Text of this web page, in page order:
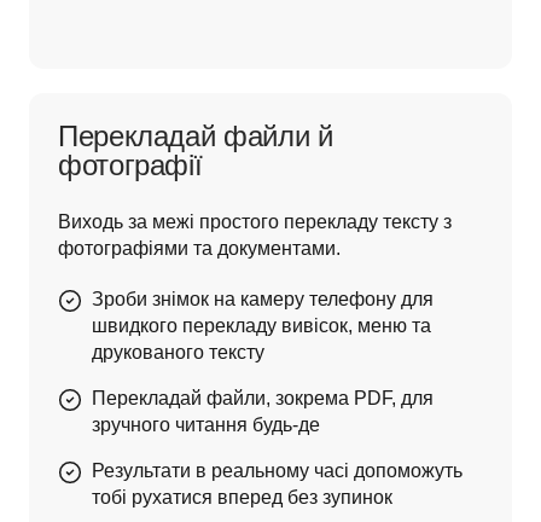
Перекладай файли й
фотографії
Виходь за межі простого перекладу тексту з
фотографіями та документами.
Зроби знімок на камеру телефону для
швидкого перекладу вивісок, меню та
друкованого тексту
Перекладай файли, зокрема PDF, для
зручного читання будь-де
Результати в реальному часі допоможуть
тобі рухатися вперед без зупинок